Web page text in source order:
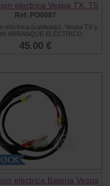
electrica Vespa TX, T5
Ref. PO0087
eléctrica (cableado). Vespa TX y
ARRANQUE ELÉCTRICO.
45.00 €
electrica Bateria Vespa